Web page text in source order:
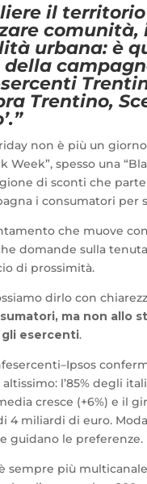
il
comunità,
urbana: è
della
Trentino,
non è più un
Week”, spesso una
di sconti che
i consumatori per
che muove
domande sulla
di prossimità.
dirlo con
ma non allo
esercenti.
l’85% degli
cresce (+6%) e il
4 miliardi di euro.
guidano le preferenze.
sempre più